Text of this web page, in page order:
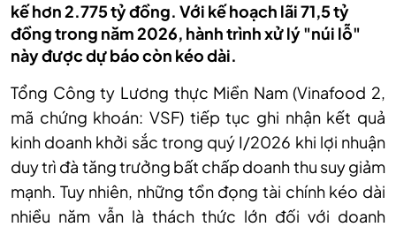
kế hơn 2.775 tỷ đồng. Với kế hoạch lãi 71,5 tỷ
đồng trong năm 2026, hành trình xử lý "núi lỗ"
này được dự báo còn kéo dài.
Tổng Công ty Lương thực Miền Nam (Vinafood 2,
mã chứng khoán: VSF) tiếp tục ghi nhận kết quả
kinh doanh khởi sắc trong quý I/2026 khi lợi nhuận
duy trì đà tăng trưởng bất chấp doanh thu suy giảm
mạnh. Tuy nhiên, những tồn đọng tài chính kéo dài
nhiều năm vẫn là thách thức lớn đối với doanh